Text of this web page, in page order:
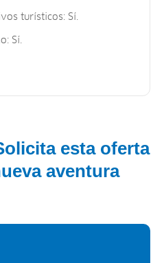
turísticos: Sí.
Sí.
esta oferta
aventura